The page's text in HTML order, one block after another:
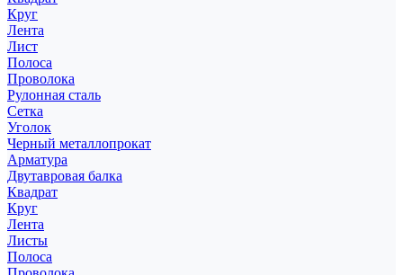
Круг
Лента
Лист
Полоса
Проволока
Рулонная сталь
Сетка
Уголок
Черный металлопрокат
Арматура
Двутавровая балка
Квадрат
Круг
Лента
Листы
Полоса